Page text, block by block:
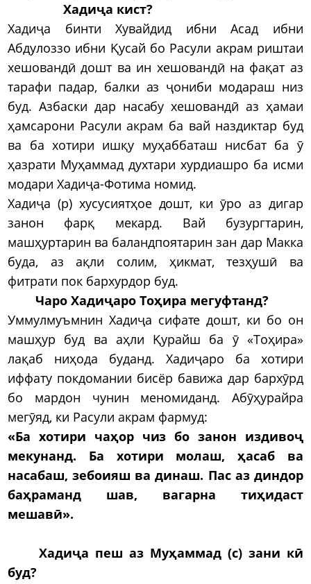
Хадиҷа кист?
Хадиҷа бинти Хувайдид ибни Асад ибни
Абдулоззо ибни Қусай бо Расули акрам риштаи
хешовандӣ дошт ва ин хешовандӣ на фақат аз
тарафи падар, балки аз ҷониби модараш низ
буд. Азбаски дар насабу хешовандӣ аз ҳамаи
ҳамсарони Расули акрам ба вай наздиктар буд
ва ба хотири ишқу муҳаббаташ нисбат ба ӯ
ҳазрати Муҳаммад духтари хурдиашро ба исми
модари Хадиҷа-Фотима номид.
Хадиҷа (р) хусусиятҳое дошт, ки ӯро аз дигар
занон фарқ мекард. Вай бузургтарин,
машҳуртарин ва баландпоятарин зан дар Макка
буда, аз ақли солим, ҳикмат, тезҳушӣ ва
фитрати пок бархурдор буд.
Чаро Хадиҷаро Тоҳира мегуфтанд?
Уммулмуъмнин Хадиҷа сифате дошт, ки бо он
машҳур буд ва аҳли Қурайш ба ӯ «Тоҳира»
лақаб ниҳода буданд. Хадиҷаро ба хотири
иффату покдомании бисёр бавижа дар бархӯрд
бо мардон чунин меномиданд. Абӯҳурайра
мегӯяд, ки Расули акрам фармуд:
«Ба хотири чаҳор чиз бо занон издивоҷ
мекунанд. Ба хотири молаш, ҳасаб ва
насабаш, зебоияш ва динаш. Пас аз диндор
баҳраманд шав, вагарна тиҳидаст
мешавӣ».
Хадиҷа пеш аз Муҳаммад (с) зани кӣ
буд?